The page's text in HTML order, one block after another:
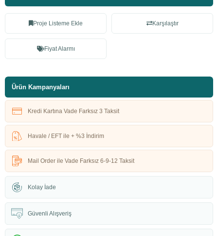
Proje Listeme Ekle Karşılaştır
Fiyat Alarmı
Ürün Kampanyaları
Kredi Kartına Vade Farksız 3 Taksit
Havale / EFT ile + %3 İndirim
Mail Order ile Vade Farksız 6-9-12 Taksit
Kolay İade
Güvenli Alışveriş